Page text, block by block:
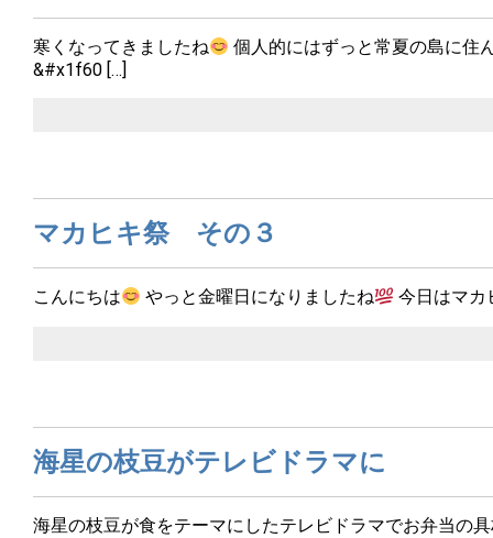
寒くなってきましたね
個人的にはずっと常夏の島に住
&#x1f60 […]
マカヒキ祭 その３
こんにちは やっと金曜日になりましたね 今日はマカ
海星の枝豆がテレビドラマに
海星の枝豆が食をテーマにしたテレビドラマでお弁当の